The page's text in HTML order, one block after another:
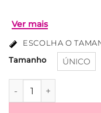
ESCOLHA O
Tamanho ÚNICO
Vestido Charlene -